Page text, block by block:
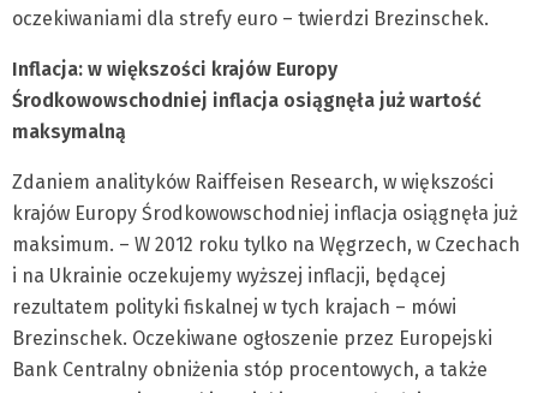
oczekiwaniami dla strefy euro – twierdzi Brezinschek.
Inflacja: w większości krajów Europy
Środkowowschodniej inflacja osiągnęła już wartość
maksymalną
Zdaniem analityków Raiffeisen Research, w większości
krajów Europy Środkowowschodniej inflacja osiągnęła już
maksimum. – W 2012 roku tylko na Węgrzech, w Czechach
i na Ukrainie oczekujemy wyższej inflacji, będącej
rezultatem polityki fiskalnej w tych krajach – mówi
Brezinschek. Oczekiwane ogłoszenie przez Europejski
Bank Centralny obniżenia stóp procentowych, a także